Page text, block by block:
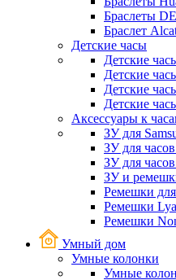
Браслеты
Браслет
Детские часы
Детские
Детские
Детские
Детские
Аксессуары к
ЗУ для
ЗУ для
ЗУ для
ЗУ и
Ремешки
Ремешки
Ремешки
Умный дом
Умные колонки
Умные